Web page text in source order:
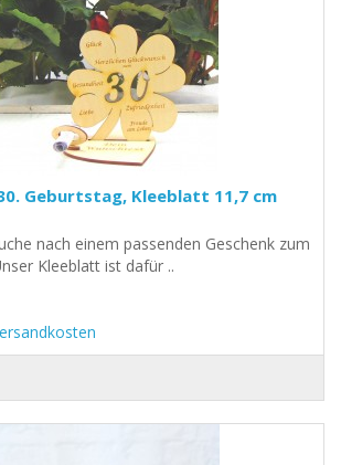
Geburtstag, Kleeblatt 11,7 cm
nach einem passenden Geschenk zum
Kleeblatt ist dafür ..